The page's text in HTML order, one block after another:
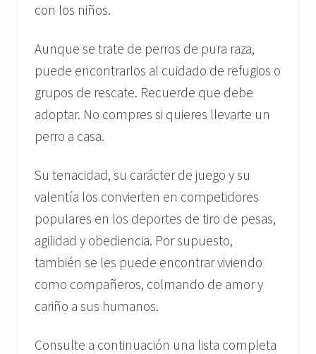
con los niños.
Aunque se trate de perros de pura raza,
puede encontrarlos al cuidado de refugios o
grupos de rescate. Recuerde que debe
adoptar. No compres si quieres llevarte un
perro a casa.
Su tenacidad, su carácter de juego y su
valentía los convierten en competidores
populares en los deportes de tiro de pesas,
agilidad y obediencia. Por supuesto,
también se les puede encontrar viviendo
como compañeros, colmando de amor y
cariño a sus humanos.
Consulte a continuación una lista completa